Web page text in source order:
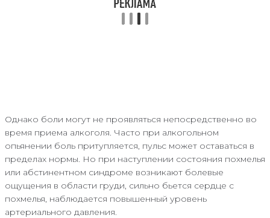
Однако боли могут не проявляться непосредственно во
время приема алкоголя. Часто при алкогольном
опьянении боль притупляется, пульс может оставаться в
пределах нормы. Но при наступлении состояния похмелья
или абстинентном синдроме возникают болевые
ощущения в области груди, сильно бьется сердце с
похмелья, наблюдается повышенный уровень
артериального давления.